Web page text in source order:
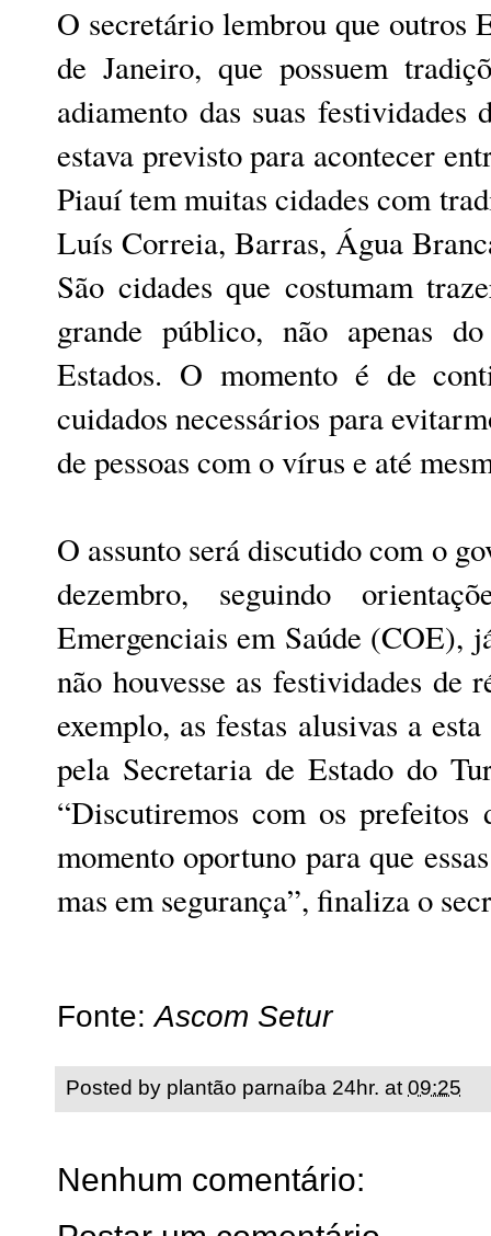
O secretário lembrou que outros
de Janeiro, que possuem
adiamento das suas
estava previsto para acontecer
Piauí tem muitas cidades com
Luís Correia, Barras, Água
São cidades que costumam
grande público, não apenas
Estados. O momento é de
cuidados necessários para
de pessoas com o vírus e até
O assunto será discutido com o
dezembro, seguindo
Emergenciais em Saúde (COE),
não houvesse as festividades
exemplo, as festas alusivas a
pela Secretaria de Estado do
“Discutiremos com os prefeitos
momento oportuno para que
mas em segurança”, finaliza o
Fonte:Ascom Setur
Posted by plantão parnaíba 24hr. at 09:25
Nenhum comentário: